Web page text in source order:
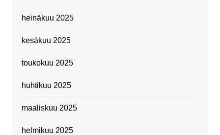
heinäkuu 2025
kesäkuu 2025
toukokuu 2025
huhtikuu 2025
maaliskuu 2025
helmikuu 2025